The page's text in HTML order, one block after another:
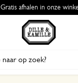
Gratis afhalen in onze